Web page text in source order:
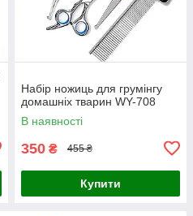
Набір ножиць для грумінгу
домашніх тварин WY-708
В наявності
350 ₴ 455 ₴
Купити